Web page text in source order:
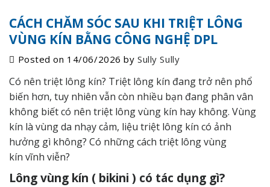
CÁCH CHĂM SÓC SAU KHI TRIỆT LÔNG
VÙNG KÍN BẰNG CÔNG NGHỆ DPL
Posted on 14/06/2026 bySully Sully
Có nên triệt lông kín? Triệt lông kín đang trở nên phổ
biến hơn, tuy nhiên vẫn còn nhiều bạn đang phân vân
không biết có nên triệt lông vùng kín hay không. Vùng
kín là vùng da nhạy cảm, liệu triệt lông kín có ảnh
hưởng gì không? Có những cách triệt lôngvùng
kín vĩnh viễn?
Lông vùng kín ( bikini ) có tác dụng gì?